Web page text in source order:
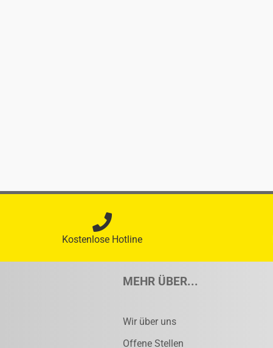
Kostenlose Hotline
MEHR ÜBER...
Wir über uns
Offene Stellen